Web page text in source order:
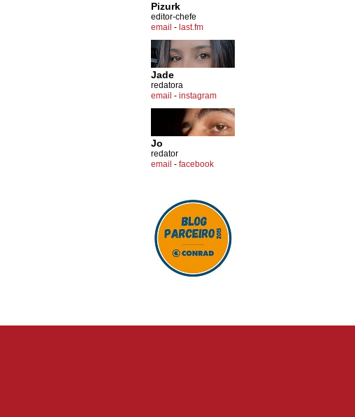
Pizurk
editor-chefe
email - last.fm
Jade
redatora
email - instagram
Jo
redator
email - facebook